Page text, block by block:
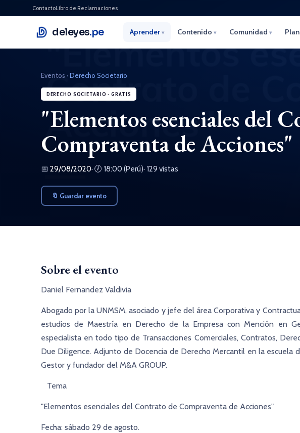
ContactoLibro de Reclamaciones
deleyes.pe Aprender ▾ Contenido ▾ Comunidad ▾
Eventos · Derecho Societario
DERECHO SOCIETARIO · GRATIS
"Elementos esenciales del
Compraventa de Acciones"
📅 29/08/2020· 🕖 18:00 (Perú)· 129 vistas
🔖 Guardar evento
Sobre el evento
Daniel Fernandez Valdivia
Abogado por la UNMSM, asociado y jefe del área Corporativa y
estudios de Maestría en Derecho de la Empresa con Mención en
especialista en todo tipo de Transacciones Comerciales, Contratos,
Due Diligence. Adjunto de Docencia de Derecho Mercantil en la escuela
Gestor y fundador del M&A GROUP.
Tema
"Elementos esenciales del Contrato de Compraventa de Acciones"
Fecha: sábado 29 de agosto.